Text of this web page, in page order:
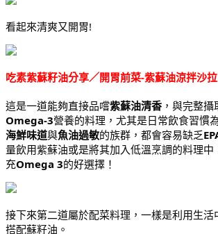
看起來清爽又開胃!
吃素紫蘇籽油分享／開胃前菜-紫蘇油涼拌沙拉
這是一道能夠直接品嚐紫蘇油清香 ，與完整攝
Omega-3營養的料理，尤其是日常飲食習慣
海鮮味道與魚油過敏的族群，都會容易缺乏
量飲用紫蘇油或是將其加入低溫烹調的料理中
充Omega 3的好選擇！
接下來第二道屬於配菜料理，一樣是利用生活
搭配蘇籽油。